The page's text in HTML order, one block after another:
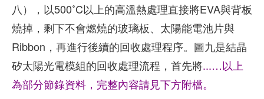
八），以500˚C以上的高溫熱處理直接將EVA與背板
燒掉，剩下不會燃燒的玻璃板、太陽能電池片與
Ribbon，再進行後續的回收處理程序。圖九是結晶
矽太陽光電模組的回收處理流程，首先將...…以上
為部分節錄資料，完整內容請見下方附檔。